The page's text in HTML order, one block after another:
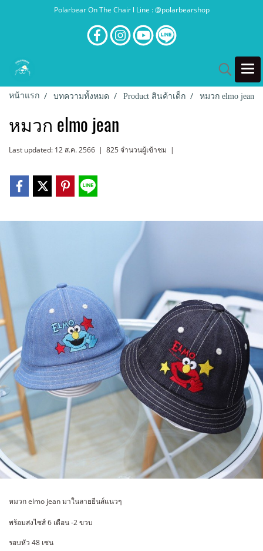
Polarbear On The Chair l Line : @polarbearshop
หน้าแรก บทความทั้งหมด Product สินค้าเด็ก หมวก elmo jean
หมวก elmo jean
Last updated: 12 ส.ค. 2566 | 825 จำนวนผู้เข้าชม |
หมวก elmo jean มาในลายยีนส์แนวๆ
พร้อมส่งไซส์ 6 เดือน -2 ขวบ
รอบหัว 48 เซน